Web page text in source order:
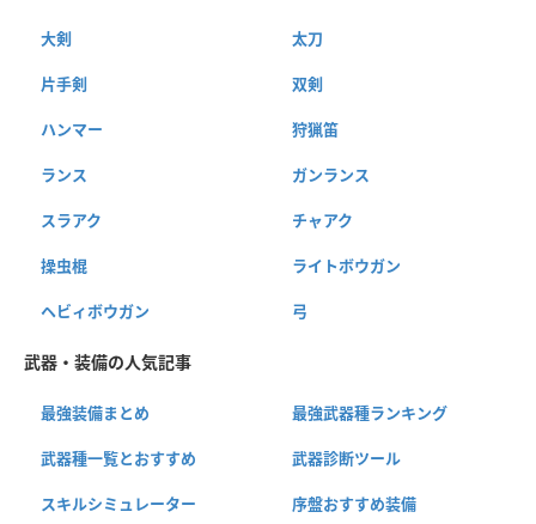
大剣 太刀
片手剣 双剣
ハンマー 狩猟笛
ランス ガンランス
スラアク チャアク
操虫棍 ライトボウガン
ヘビィボウガン 弓
武器・装備の人気記事
最強装備まとめ 最強武器種ランキング
武器種一覧とおすすめ 武器診断ツール
スキルシミュレーター 序盤おすすめ装備